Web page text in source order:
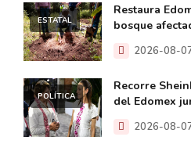
ESTATAL
Restaura
bosque
2026-08-
POLÍTICA
Recorre
del Edomex
2026-08-